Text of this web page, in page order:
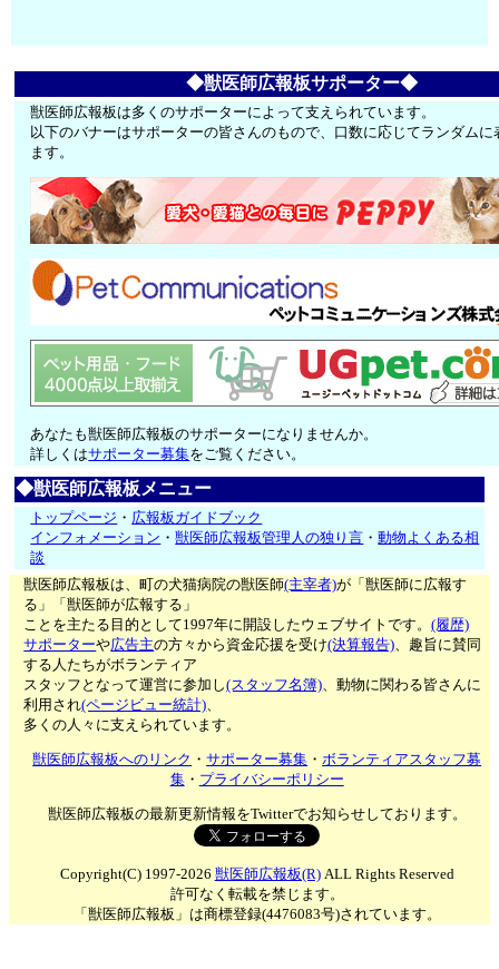
◆獣医師広報板サポーター◆
獣医師広報板は多くのサポーターによって支えられています。
以下のバナーはサポーターの皆さんのもので、口数に応じてランダムに
ます。
あなたも獣医師広報板のサポーターになりませんか。
詳しくはサポーター募集をご覧ください。
◆獣医師広報板メニュー
トップページ ・ 広報板ガイドブック
インフォメーション ・獣医師広報板管理人の独り言 ・動物よくある相
談
獣医師広報板は、町の犬猫病院の獣医師(主宰者)が「獣医師に広報す
る」「獣医師が広報する」
ことを主たる目的として1997年に開設したウェブサイトです。(履歴)
サポーターや広告主の方々から資金応援を受け(決算報告)、趣旨に賛同
する人たちがボランティア
スタッフとなって運営に参加し(スタッフ名簿)、動物に関わる皆さんに
利用され(ページビュー統計)、
多くの人々に支えられています。
獣医師広報板へのリンク ・サポーター募集 ・ボランティアスタッフ募
集・ プライバシーポリシー
獣医師広報板の最新更新情報をTwitterでお知らせしております。
Copyright(C) 1997-2026 獣医師広報板(R)ALL Rights Reserved
許可なく転載を禁じます。
「獣医師広報板」は商標登録(4476083号)されています。